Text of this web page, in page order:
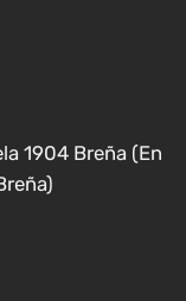
1904 Breña (En